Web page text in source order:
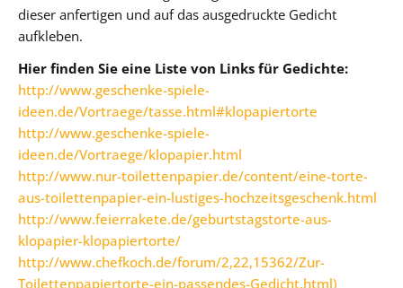
dieser anfertigen und auf das ausgedruckte Gedicht
aufkleben.
Hier finden Sie eine Liste von Links für Gedichte:
http://www.geschenke-spiele-
ideen.de/Vortraege/tasse.html#klopapiertorte
http://www.geschenke-spiele-
ideen.de/Vortraege/klopapier.html
http://www.nur-toilettenpapier.de/content/eine-torte-
aus-toilettenpapier-ein-lustiges-hochzeitsgeschenk.html
http://www.feierrakete.de/geburtstagstorte-aus-
klopapier-klopapiertorte/
http://www.chefkoch.de/forum/2,22,15362/Zur-
Toilettenpapiertorte-ein-passendes-Gedicht.html)